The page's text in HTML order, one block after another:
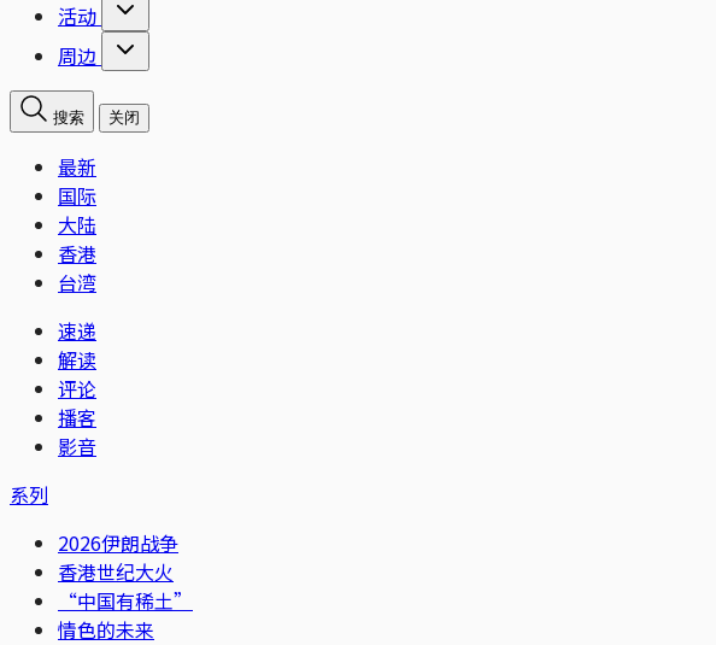
活动
周边
搜索 关闭
最新
国际
大陆
香港
台湾
速递
解读
评论
播客
影音
系列
2026伊朗战争
香港世纪大火
“中国有稀土”
情色的未来